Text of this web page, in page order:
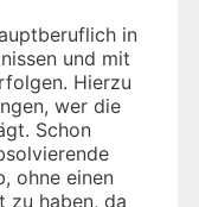
in
und mit
Hierzu
wer die
Schon
ohne einen
zu haben, da